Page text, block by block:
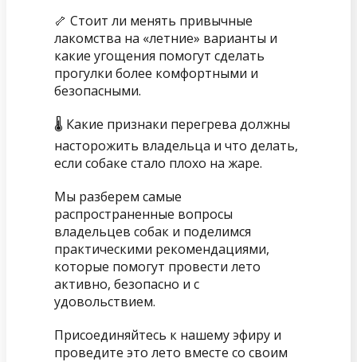
🦴 Стоит ли менять привычные
лакомства на «летние» варианты и
какие угощения помогут сделать
прогулки более комфортными и
безопасными.
🌡️ Какие признаки перегрева должны
насторожить владельца и что делать,
если собаке стало плохо на жаре.
Мы разберем самые
распространенные вопросы
владельцев собак и поделимся
практическими рекомендациями,
которые помогут провести лето
активно, безопасно и с
удовольствием.
Присоединяйтесь к нашему эфиру и
проведите это лето вместе со своим